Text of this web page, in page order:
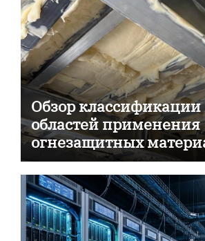
Обзор классификации
областей применения
огнезащитных
пассивной
защиты